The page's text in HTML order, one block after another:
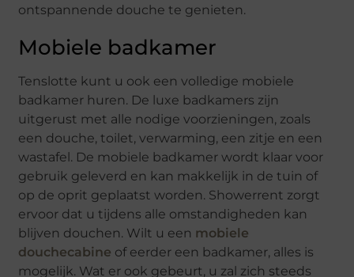
ontspannende douche te genieten.
Mobiele badkamer
Tenslotte kunt u ook een volledige mobiele
badkamer huren. De luxe badkamers zijn
uitgerust met alle nodige voorzieningen, zoals
een douche, toilet, verwarming, een zitje en een
wastafel. De mobiele badkamer wordt klaar voor
gebruik geleverd en kan makkelijk in de tuin of
op de oprit geplaatst worden. Showerrent zorgt
ervoor dat u tijdens alle omstandigheden kan
blijven douchen. Wilt u een mobiele
douchecabine of eerder een badkamer, alles is
mogelijk. Wat er ook gebeurt, u zal zich steeds